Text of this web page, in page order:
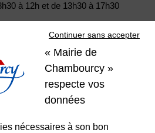
à 12h et de 13h30 à 17h30
Nous contacter
Continuer sans accepter
« Mairie de
Chambourcy »
respecte vos
données
nécessaires à son bon